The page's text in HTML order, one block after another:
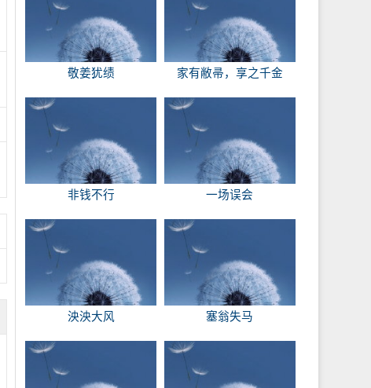
敬姜犹绩 家有敝帚，享之千金
非钱不行 一场误会
泱泱大风 塞翁失马